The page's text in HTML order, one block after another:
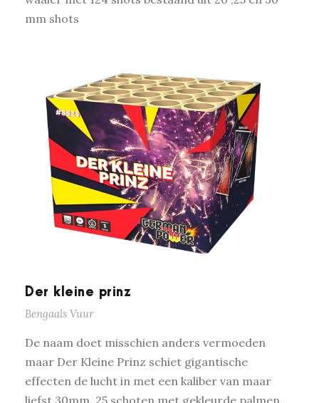
mm shots
Der kleine prinz
Bengaals Vuur
De naam doet misschien anders vermoeden
maar Der Kleine Prinz schiet gigantische
effecten de lucht in met een kaliber van maar